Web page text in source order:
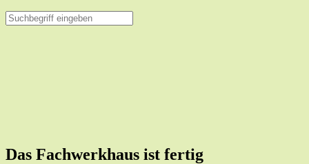
Das Fachwerkhaus ist fertig